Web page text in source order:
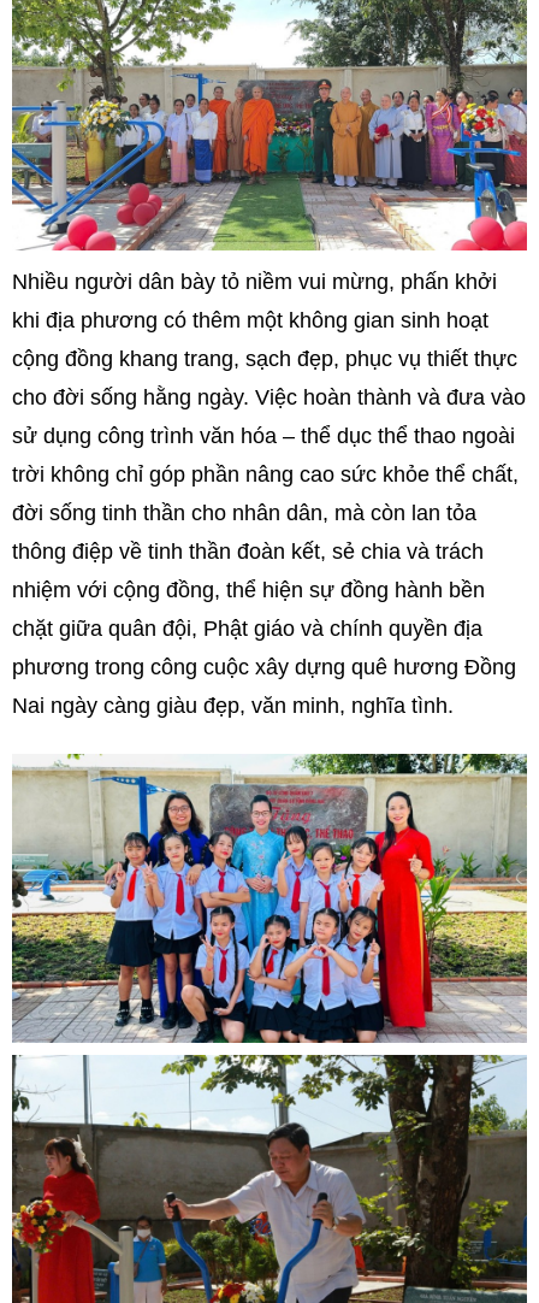
Nhiều người dân bày tỏ niềm vui mừng, phấn khởi
khi địa phương có thêm một không gian sinh hoạt
cộng đồng khang trang, sạch đẹp, phục vụ thiết thực
cho đời sống hằng ngày. Việc hoàn thành và đưa vào
sử dụng công trình văn hóa – thể dục thể thao ngoài
trời không chỉ góp phần nâng cao sức khỏe thể chất,
đời sống tinh thần cho nhân dân, mà còn lan tỏa
thông điệp về tinh thần đoàn kết, sẻ chia và trách
nhiệm với cộng đồng, thể hiện sự đồng hành bền
chặt giữa quân đội, Phật giáo và chính quyền địa
phương trong công cuộc xây dựng quê hương Đồng
Nai ngày càng giàu đẹp, văn minh, nghĩa tình.